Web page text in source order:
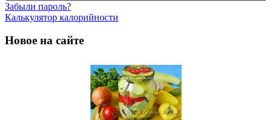
Забыли пароль?
Калькулятор калорийности
Новое на сайте